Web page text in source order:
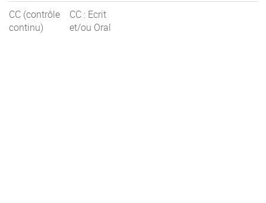
CC (contrôle
continu)
CC : Ecrit
et/ou Oral